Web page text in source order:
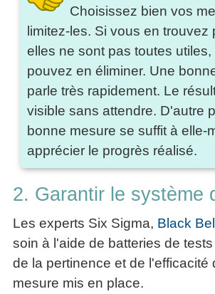
Choisissez bien vos
limitez-les. Si vous en trouvez
elles ne sont pas toutes utiles,
pouvez en éliminer. Une
parle très rapidement. Le
visible sans attendre. D'autre
bonne mesure se suffit à elle-
apprécier le progrès réalisé.
2. Garantir le système
Les experts Six Sigma, Black
soin à l'aide de batteries de
de la pertinence et de l'efficacité
mesure mis en place.